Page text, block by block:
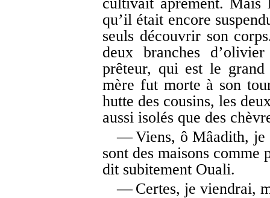
cultivait âprement. Mais
qu’il était encore
seuls découvrir son
deux branches
prêteur, qui est le grand
mère fut morte à son
hutte des cousins, les
aussi isolés que des
— Viens, ô Mâadith, je
sont des maisons comme
dit subitement Ouali.
— Certes, je viendrai,